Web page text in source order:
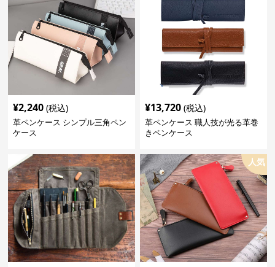
¥2,240 (税込)
革ペンケース シンプル三角ペン
ケース
¥13,720 (税込)
革ペンケース 職人技が光る革巻
きペンケース
人気